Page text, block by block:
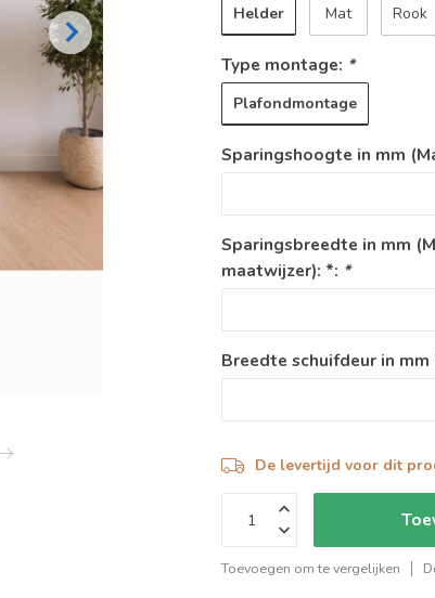
Helder Mat Rook
Type montage: *
Plafondmontage
Sparingshoogte in mm
Sparingsbreedte in mm
maatwijzer): *: *
Breedte schuifdeur in
De levertijd voor dit
Toevoegen om te vergelijken